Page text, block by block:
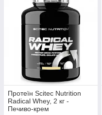
Протеїн Scitec Nutrition
Radical Whey, 2 кг -
Печиво-крем